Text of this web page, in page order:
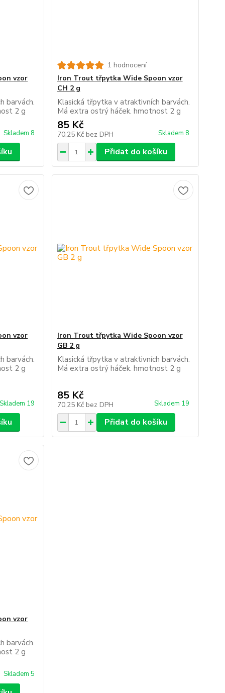
vzor
barvách.
2 g
Skladem 8
1 hodnocení
Iron Trout třpytka Wide Spoon vzor
CH 2 g
Klasická třpytka v atraktivních barvách.
Má extra ostrý háček. hmotnost 2 g
85 Kč
70,25 Kč bez DPH Skladem 8
Přidat do košíku
vzor
barvách.
2 g
Skladem 19
Iron Trout třpytka Wide Spoon vzor
GB 2 g
Klasická třpytka v atraktivních barvách.
Má extra ostrý háček. hmotnost 2 g
85 Kč
70,25 Kč bez DPH Skladem 19
Přidat do košíku
vzor
barvách.
2 g
Skladem 5